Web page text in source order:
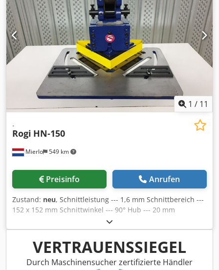
Schnittspaltanpassung 2 Niederhalter 2 winkelverstellbare
Anschläge Schutz aus Plexiglas Fußpedal Abfalllade
Ausrüstung gemäß "CE" Richtlinien Betriebsanleitung in
Deutsch und Englisch
1 / 11
Mierlo 549 km
.
Rogi HN-150
Preisinfo Anrufen
Zustand: neu, Schnittleistung --- 1,6 mm Schnittbereich ---
152 x 152 mm Schnittwinkel --- 90° Hub --- 20 mm
Arbeitstisch --- 450 x 300 mm Paketgröße --- 550 x 500 x
550 mm Crodpfxswmglte Akbef Gewicht --- 95 kg
VERTRAUENSSIEGEL
Durch Maschinensucher zertifizierte Händler